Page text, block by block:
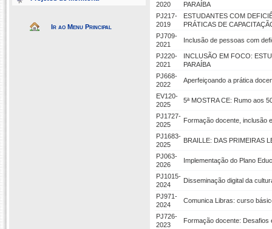
Ir ao Menu Principal
2020
PARAÍBA
PJ217-
2019
ESTUDANTES COM
PRÁTICAS DE
PJ709-
2021
Inclusão de pessoas com
PJ220-
2021
INCLUSÃO EM FOCO:
PARAÍBA
PJ668-
2022
Aperfeiçoando a prática
EV120-
2025
5ª MOSTRA CE: Rumo aos
PJ1727-
2025
Formação docente, inclusão
PJ1683-
2025
BRAILLE: DAS PRIMEIRAS
PJ063-
2026
Implementação do Plano
PJ1015-
2024
Disseminação digital da
PJ971-
2024
Comunica Libras: curso
PJ726-
2023
Formação docente: Desafios